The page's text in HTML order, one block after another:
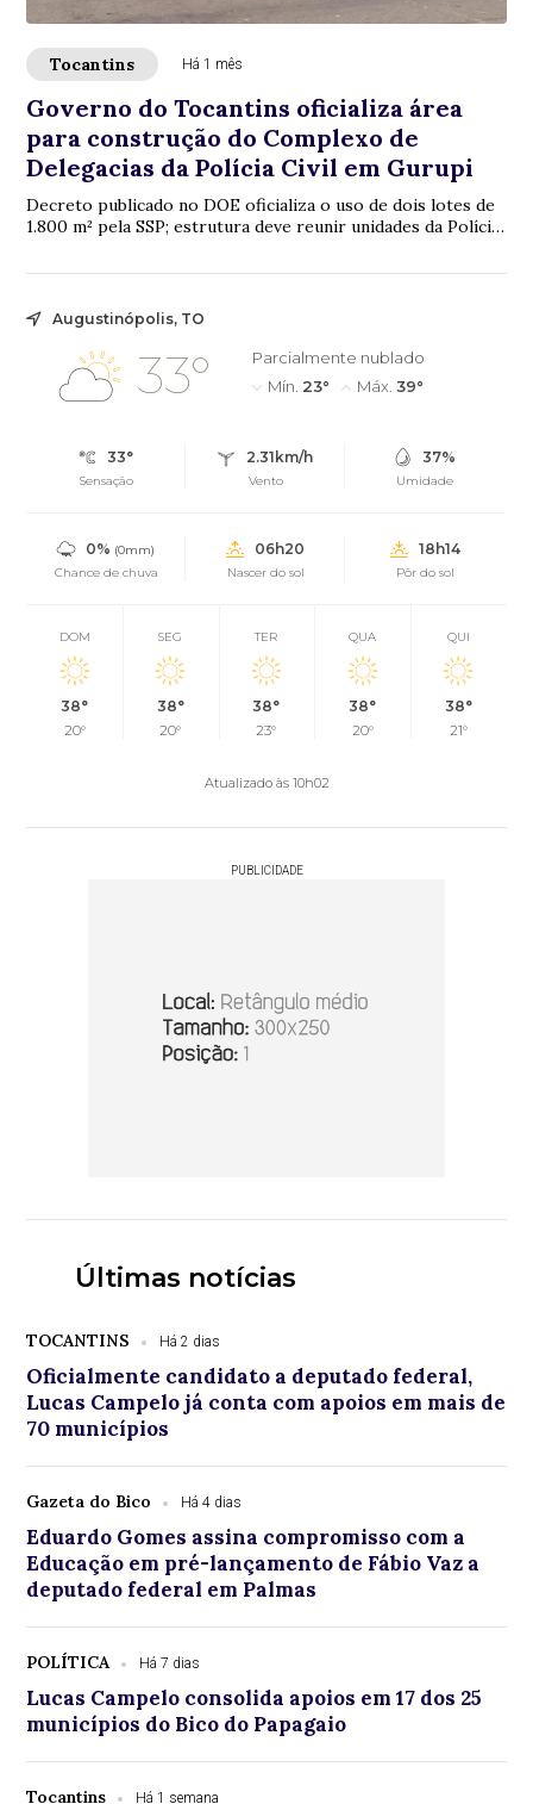
Tocantins Há 1 mês
Governo do Tocantins oficializa área
para construção do Complexo de
Delegacias da Polícia Civil em Gurupi
Decreto publicado no DOE oficializa o uso de dois lotes de
1.800 m² pela SSP; estrutura deve reunir unidades da Polícia
Augustinópolis, TO
33°
Parcialmente nublado
Mín. 23° Máx. 39°
33°
Sensação
2.31km/h
Vento
37%
Umidade
0% (0mm)
Chance de chuva
06h20
Nascer do sol
18h14
Pôr do sol
DOM
38°
20°
SEG
38°
20°
TER
38°
23°
QUA
38°
20°
QUI
38°
21°
Atualizado às 10h02
PUBLICIDADE
Últimas notícias
TOCANTINS Há 2 dias
Oficialmente candidato a deputado federal,
Lucas Campelo já conta com apoios em mais de
70 municípios
Gazeta do Bico Há 4 dias
Eduardo Gomes assina compromisso com a
Educação em pré-lançamento de Fábio Vaz a
deputado federal em Palmas
POLÍTICA Há 7 dias
Lucas Campelo consolida apoios em 17 dos 25
municípios do Bico do Papagaio
Tocantins Há 1 semana